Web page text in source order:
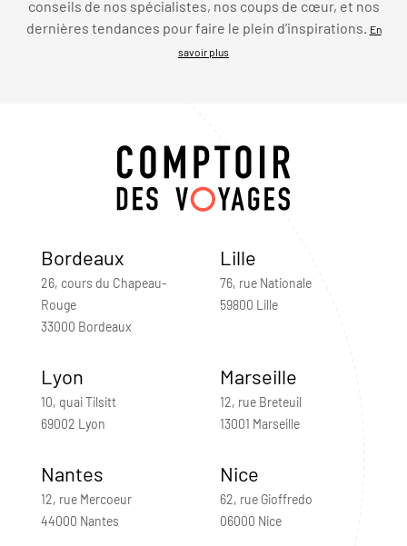
conseils de nos spécialistes, nos coups de cœur, et nos
dernières tendances pour faire le plein d’inspirations. En
savoir plus
Bordeaux
26, cours du Chapeau-
Rouge
33000 Bordeaux
Lille
76, rue Nationale
59800 Lille
Lyon
10, quai Tilsitt
69002 Lyon
Marseille
12, rue Breteuil
13001 Marseille
Nantes
12, rue Mercoeur
44000 Nantes
Nice
62, rue Gioffredo
06000 Nice